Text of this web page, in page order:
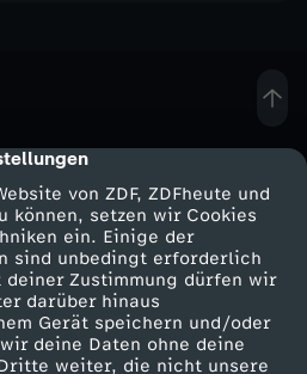
von ZDF, ZDFheute und
können, setzen wir Cookies
ein. Einige der
sind unbedingt erforderlich
Zustimmung dürfen wir
darüber hinaus
Gerät speichern und/oder
deine Daten ohne deine
weiter, die nicht unsere
Service
ZDFmitreden